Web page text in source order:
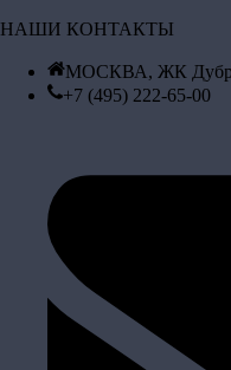
НАШИ КОНТАКТЫ
МОСКВА, ЖК
+7 (495) 222-65-00